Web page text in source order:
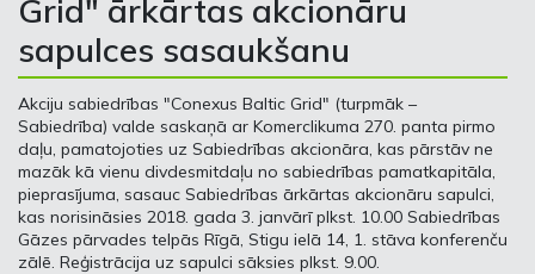
Grid" ārkārtas akcionāru
sapulces sasaukšanu
Akciju sabiedrības "Conexus Baltic Grid" (turpmāk –
Sabiedrība) valde saskaņā ar Komerclikuma 270. panta pirmo
daļu, pamatojoties uz Sabiedrības akcionāra, kas pārstāv ne
mazāk kā vienu divdesmitdaļu no sabiedrības pamatkapitāla,
pieprasījuma, sasauc Sabiedrības ārkārtas akcionāru sapulci,
kas norisināsies 2018. gada 3. janvārī plkst. 10.00 Sabiedrības
Gāzes pārvades telpās Rīgā, Stigu ielā 14, 1. stāva konferenču
zālē. Reģistrācija uz sapulci sāksies plkst. 9.00.